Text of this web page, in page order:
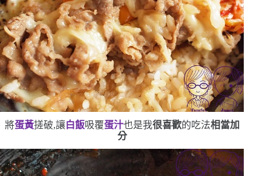
將蛋黃搓破,讓白飯吸覆蛋汁也是我很喜歡的吃法相當加
分